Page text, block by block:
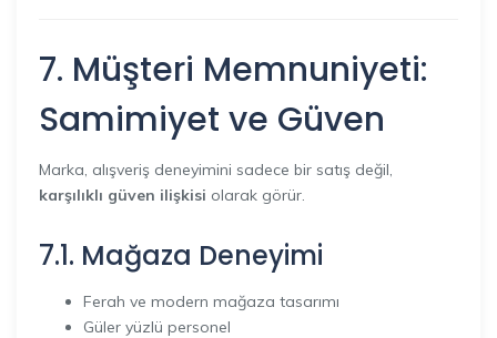
7. Müşteri Memnuniyeti:
Samimiyet ve Güven
Marka, alışveriş deneyimini sadece bir satış değil,
karşılıklı güven ilişkisi olarak görür.
7.1. Mağaza Deneyimi
Ferah ve modern mağaza tasarımı
Güler yüzlü personel